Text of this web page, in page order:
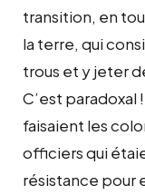
transition, en
la terre, qui
trous et y jeter
C’est paradoxal
faisaient les
officiers qui
résistance pour